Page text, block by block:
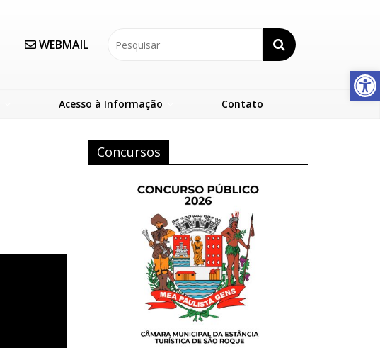
Abrir a barra de ferramentas
WEBMAIL
Acesso à Informação Contato
Concursos